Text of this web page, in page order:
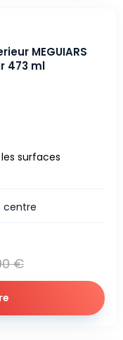
MEGUIARS
473 ml
surfaces
€
centre